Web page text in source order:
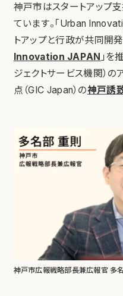
神戸市はスタートアップ
ています。「Urban
トアップと行政が共同開
Innovation JAPAN 」を
ジェクトサービス機関）
点（GIC Japan）の神戸誘
神戸市広報戦略部長兼広報官 多